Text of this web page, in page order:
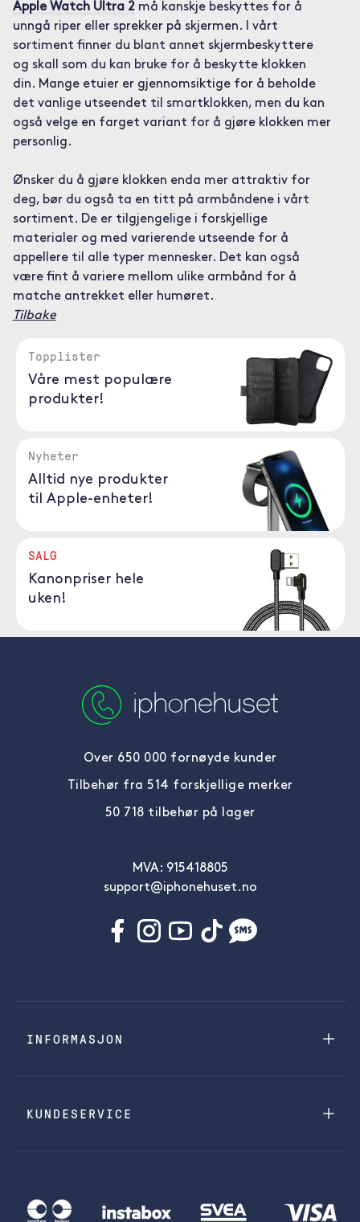
Apple Watch Ultra 2må kanskje beskyttes for å
unngå riper eller sprekker på skjermen. I vårt
sortiment finner du blant annet skjermbeskyttere
og skall som du kan bruke for å beskytte klokken
din. Mange etuier er gjennomsiktige for å beholde
det vanlige utseendet til smartklokken, men du kan
også velge en farget variant for å gjøre klokken mer
personlig.
Ønsker du å gjøre klokken enda mer attraktiv for
deg, bør du også ta en titt på armbåndene i vårt
sortiment. De er tilgjengelige i forskjellige
materialer og med varierende utseende for å
appellere til alle typer mennesker. Det kan også
være fint å variere mellom ulike armbånd for å
matche antrekket eller humøret.
Tilbake
Topplister
Våre mest populære
produkter!
Nyheter
Alltid nye produkter
til Apple-enheter!
SALG
Kanonpriser hele
uken!
Over 650 000 fornøyde kunder
Tilbehør fra 514 forskjellige merker
50 718 tilbehør på lager
MVA: 915418805
support@iphonehuset.no
INFORMASJON
KUNDESERVICE